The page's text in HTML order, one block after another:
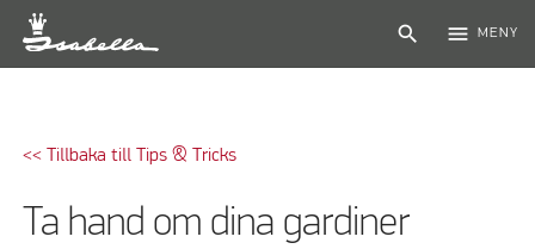
search menu MENY
<< Tillbaka till Tips & Tricks
Ta hand om dina gardiner